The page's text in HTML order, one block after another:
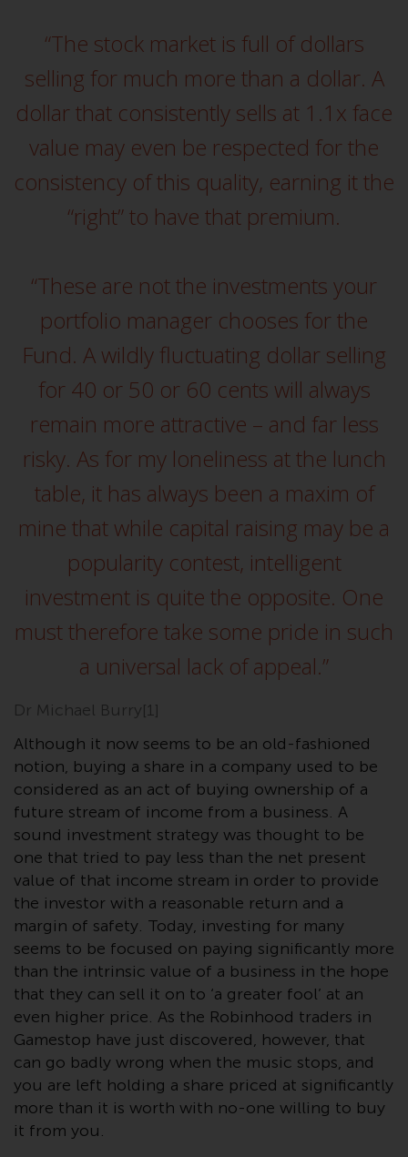
Commission („SEC“); RWC Asset
Advisors (US) LLC, das bei der SEC
registriert ist; RWC Singapore
(Pte) Limited, die von der
Monetary Authority of Singapore
als lizenzierte
Fondsverwaltungsgesellschaft
lizenziert ist; Redwheel Australia
Pty Ltd ist ein australischer
Finanzdienstleistungslizenznehmer
Redwheel Europe
Fondsmæglerselskab A/S, die von
der dänischen
Finanzaufsichtsbehörde reguliert
wird.
Durch den Zugriff auf diese
Website erklären Sie, dass Sie die
folgenden
Geschäftsbedingungen, wie sie
von RWC Partners Limited („RWC“)
herausgegeben wurden, gelesen
und anerkannt haben und damit
einverstanden sind. Diese
Website kann Werbung
enthalten.
Zugang unterliegt lokalen
Obwohl Sie ein Land ausgewählt
haben, richtet sich diese Website
nicht an eine bestimmte
Gerichtsbarkeit und Sie betreten
eine globale Website. Auf dieser
Website erwähnte Produkte oder
Dienstleistungen unterliegen
gesetzlichen und behördlichen
Anforderungen und sind
möglicherweise nicht in allen
Gerichtsbarkeiten verfügbar. Auf
dieser Website erwähnte
Produkte oder Dienstleistungen
werden auf der Grundlage
bestimmter Registrierungen in
relevanten Gerichtsbarkeiten
gemäß den Europäischen
Richtlinien zur Koordinierung von
“The stock market is full of dollars
selling for much more than a dollar. A
dollar that consistently sells at 1.1x face
value may even be respected for the
consistency of this quality, earning it the
“right” to have that premium.
“These are not the investments your
portfolio manager chooses for the
Fund. A wildly fluctuating dollar selling
for 40 or 50 or 60 cents will always
remain more attractive – and far less
risky. As for my loneliness at the lunch
table, it has always been a maxim of
mine that while capital raising may be a
popularity contest, intelligent
investment is quite the opposite. One
must therefore take some pride in such
a universal lack of appeal.”
Dr Michael Burry[1]
Although it now seems to be an old-fashioned
notion, buying a share in a company used to be
considered as an act of buying ownership of a
future stream of income from a business. A
sound investment strategy was thought to be
one that tried to pay less than the net present
value of that income stream in order to provide
the investor with a reasonable return and a
margin of safety. Today, investing for many
seems to be focused on paying significantly more
than the intrinsic value of a business in the hope
that they can sell it on to ‘a greater fool’ at an
even higher price. As the Robinhood traders in
Gamestop have just discovered, however, that
can go badly wrong when the music stops, and
you are left holding a share priced at significantly
more than it is worth with no-one willing to buy
it from you.